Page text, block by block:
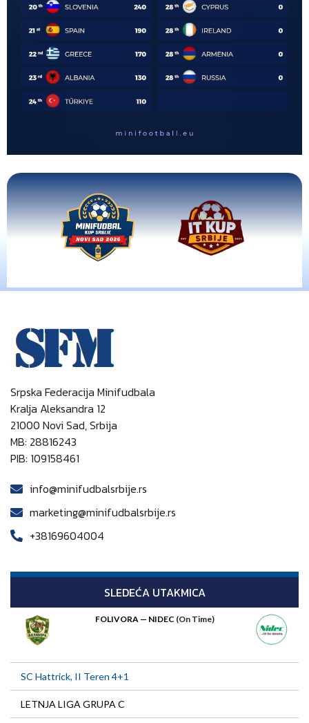
Srpska Federacija Minifudbala
Kralja Aleksandra 12
21000 Novi Sad, Srbija
MB: 28816243
PIB: 109158461
info@minifudbalsrbije.rs
marketing@minifudbalsrbije.rs
+38169604004
SLEDEĆA UTAKMICA
FOLIVORA — NIDEC (On Time)
SC Hattrick, II Teren 4+1
LETNJA LIGA GRUPA C